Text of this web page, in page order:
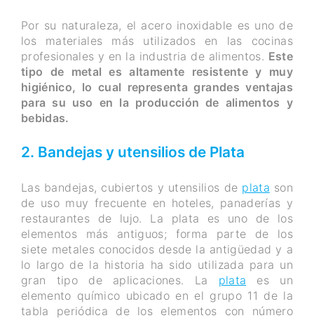
Por su naturaleza, el acero inoxidable es uno de
los materiales más utilizados en las cocinas
profesionales y en la industria de alimentos. Este
tipo de metal es altamente resistente y muy
higiénico, lo cual representa grandes ventajas
para su uso en la producción de alimentos y
bebidas.
2. Bandejas y utensilios de Plata
Las bandejas, cubiertos y utensilios de plata son
de uso muy frecuente en hoteles, panaderías y
restaurantes de lujo. La plata es uno de los
elementos más antiguos; forma parte de los
siete metales conocidos desde la antigüedad y a
lo largo de la historia ha sido utilizada para un
gran tipo de aplicaciones. La plata es un
elemento químico ubicado en el grupo 11 de la
tabla periódica de los elementos con número